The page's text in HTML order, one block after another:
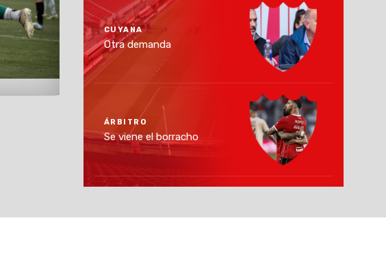
CUYANA
Otra demanda
ÁRBITRO
Se viene el borracho